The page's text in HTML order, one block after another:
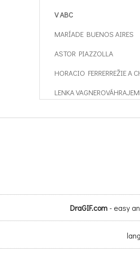
V ABC
MARÍADE BUENOS AIRES
ASTOR PIAZZOLLA
HORACIO FERRERREŽIE A
LENKA
DraGIF.com- easy